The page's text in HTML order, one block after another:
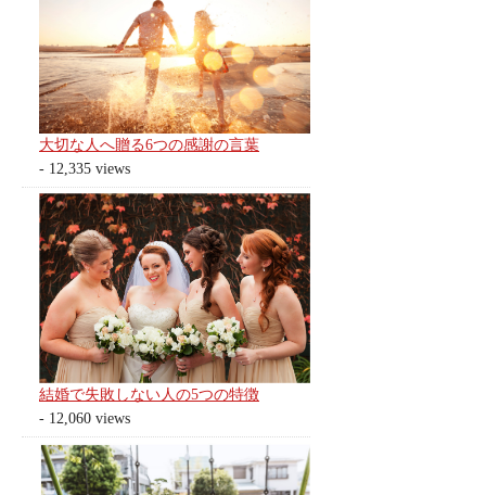
大切な人へ贈る6つの感謝の言葉
- 12,335 views
結婚で失敗しない人の5つの特徴
- 12,060 views